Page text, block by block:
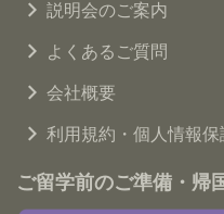
説明会のご案内
よくあるご質問
会社概要
利用規約・個人情報
ご留学前のご準備・帰